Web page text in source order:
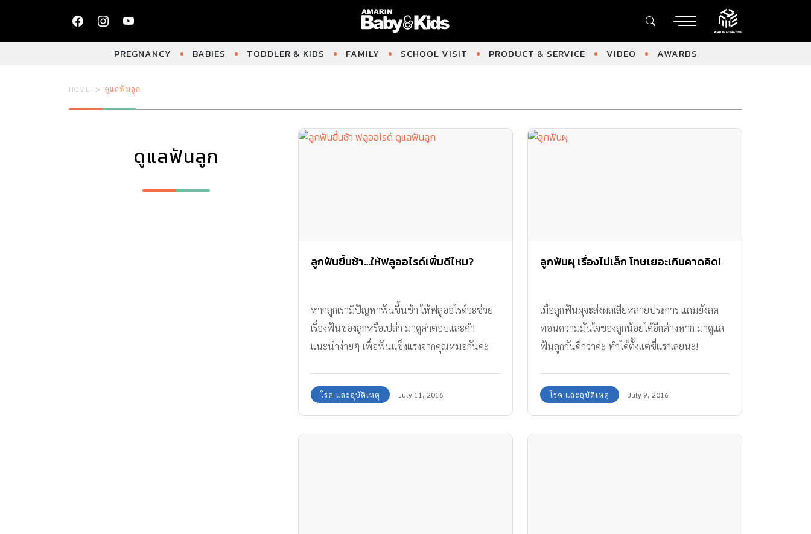
PREGNANCY BABIES TODDLER & KIDS FAMILY SCHOOL VISIT PRODUCT & SERVICE VIDEO AWARDS
HOME ดูแลฟันลูก
ดูแลฟันลูก
ลูกฟันขึ้นช้า…ให้ฟลูออไรด์เพิ่มดีไหม?
หากลูกเรามีปัญหาฟันขึ้นช้า ให้ฟลูออไรด์จะช่วย
เรื่องฟันของลูกหรือเปล่า มาดูคำตอบและคำ
แนะนำง่ายๆ เพื่อฟันแข็งแรงจากคุณหมอกันค่ะ
โรค และอุบัติเหตุ July 11, 2016
ลูกฟันผุ เรื่องไม่เล็ก โทษเยอะเกินคาดคิด!
เมื่อลูกฟันผุจะส่งผลเสียหลายประการ แถมยังลด
ทอนความมั่นใจของลูกน้อยได้อีกต่างหาก มาดูแล
ฟันลูกกันดีกว่าค่ะ ทำได้ตั้งแต่ซี่แรกเลยนะ!
โรค และอุบัติเหตุ July 9, 2016